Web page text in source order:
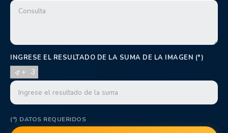
INGRESE EL RESULTADO DE LA SUMA DE LA IMAGEN (*)
(*) DATOS REQUERIDOS